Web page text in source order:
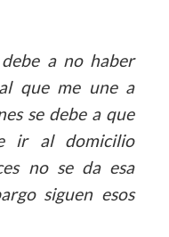
a no haber
que me une a
se debe a que
ir al domicilio
no se da esa
siguen esos